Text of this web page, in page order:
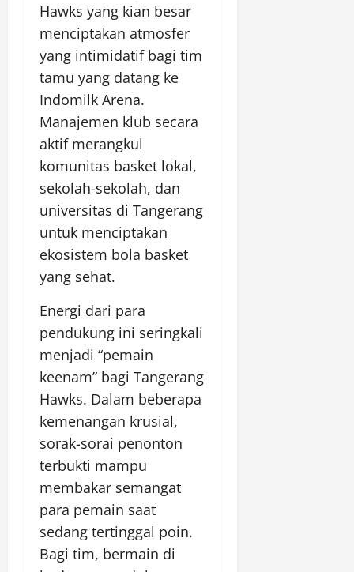
Hawks yang kian besar
menciptakan atmosfer
yang intimidatif bagi tim
tamu yang datang ke
Indomilk Arena.
Manajemen klub secara
aktif merangkul
komunitas basket lokal,
sekolah-sekolah, dan
universitas di Tangerang
untuk menciptakan
ekosistem bola basket
yang sehat.
Energi dari para
pendukung ini seringkali
menjadi “pemain
keenam” bagi Tangerang
Hawks. Dalam beberapa
kemenangan krusial,
sorak-sorai penonton
terbukti mampu
membakar semangat
para pemain saat
sedang tertinggal poin.
Bagi tim, bermain di